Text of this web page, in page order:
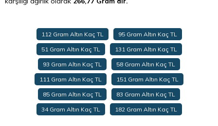
112 Gram Altın Kaç TL 95 Gram Altın Kaç TL
51 Gram Altın Kaç TL 131 Gram Altın Kaç TL
93 Gram Altın Kaç TL 58 Gram Altın Kaç TL
111 Gram Altın Kaç TL 151 Gram Altın Kaç TL
85 Gram Altın Kaç TL 83 Gram Altın Kaç TL
34 Gram Altın Kaç TL 182 Gram Altın Kaç TL